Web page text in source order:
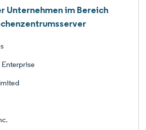
Unternehmen im Bereich